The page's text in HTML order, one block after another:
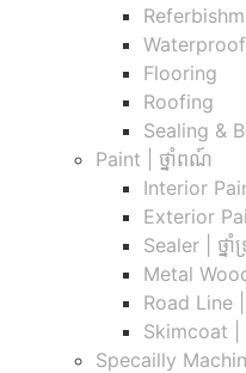
Flooring
Roofing
Sealing &
Paint | ថ្នាំពណ៍
Interior
Exterior
Sealer | ថ្នាំ
Metal
Road Line |
Skimcoat |
Specailly